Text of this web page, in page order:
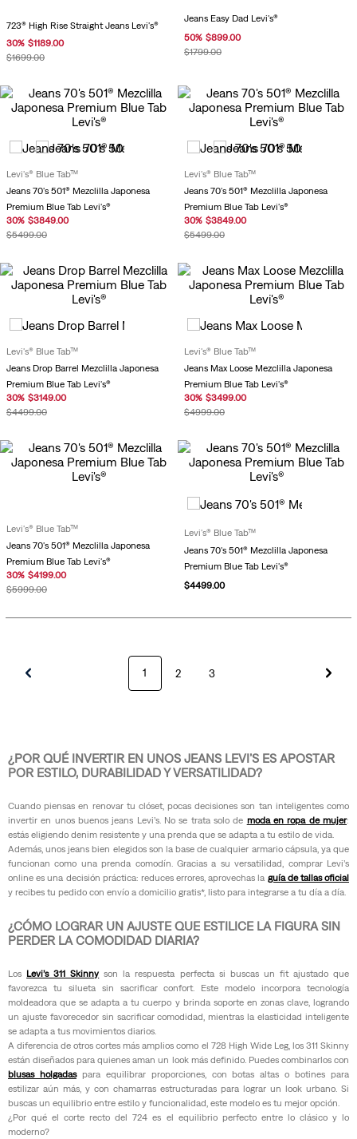
723® High Rise Straight Jeans Levi's®
30% $1189.00
$1699.00
Jeans Easy Dad Levi's®
50% $899.00
$1799.00
Levi's® Blue Tab™
Jeans 70's 501® Mezclilla Japonesa
Premium Blue Tab Levi's®
30% $3849.00
$5499.00
Levi's® Blue Tab™
Jeans 70's 501® Mezclilla Japonesa
Premium Blue Tab Levi's®
30% $3849.00
$5499.00
Levi's® Blue Tab™
Jeans Drop Barrel Mezclilla Japonesa
Premium Blue Tab Levi's®
30% $3149.00
$4499.00
Levi's® Blue Tab™
Jeans Max Loose Mezclilla Japonesa
Premium Blue Tab Levi's®
30% $3499.00
$4999.00
Levi's® Blue Tab™
Jeans 70's 501® Mezclilla Japonesa
Premium Blue Tab Levi's®
30% $4199.00
$5999.00
Levi's® Blue Tab™
Jeans 70's 501® Mezclilla Japonesa
Premium Blue Tab Levi's®
$4499.00
1 2 3
¿POR QUÉ INVERTIR EN UNOS JEANS LEVI’S ES APOSTAR
POR ESTILO, DURABILIDAD Y VERSATILIDAD?
Cuando piensas en renovar tu clóset, pocas decisiones son tan inteligentes como
invertir en unos buenos jeans Levi’s. No se trata solo de moda en ropa de mujer:
estás eligiendo denim resistente y una prenda que se adapta a tu estilo de vida.
Además, unos jeans bien elegidos son la base de cualquier armario cápsula, ya que
funcionan como una prenda comodín. Gracias a su versatilidad, comprar Levi’s
online es una decisión práctica: reduces errores, aprovechas la guía de tallas oficial
y recibes tu pedido con envío a domicilio gratis*, listo para integrarse a tu día a día.
¿CÓMO LOGRAR UN AJUSTE QUE ESTILICE LA FIGURA SIN
PERDER LA COMODIDAD DIARIA?
Los Levi’s 311 Skinny son la respuesta perfecta si buscas un fit ajustado que
favorezca tu silueta sin sacrificar confort. Este modelo incorpora tecnología
moldeadora que se adapta a tu cuerpo y brinda soporte en zonas clave, logrando
un ajuste favorecedor sin sacrificar comodidad, mientras la elasticidad inteligente
se adapta a tus movimientos diarios.
A diferencia de otros cortes más amplios como el 728 High Wide Leg, los 311 Skinny
están diseñados para quienes aman un look más definido. Puedes combinarlos con
blusas holgadaspara equilibrar proporciones, con botas altas o botines para
estilizar aún más, y con chamarras estructuradas para lograr un look urbano. Si
buscas un equilibrio entre estilo y funcionalidad, este modelo es tu mejor opción.
¿Por qué el corte recto del 724 es el equilibrio perfecto entre lo clásico y lo
moderno?